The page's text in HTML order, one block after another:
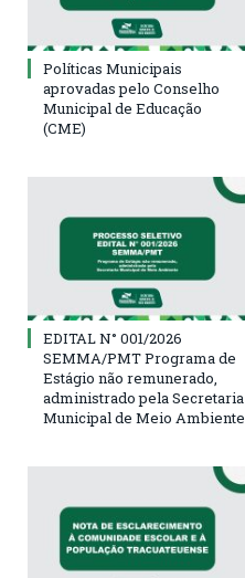
Políticas Municipais
aprovadas pelo Conselho
Municipal de Educação
(CME)
EDITAL N° 001/2026
SEMMA/PMT Programa de
Estágio não remunerado,
administrado pela Secretaria
Municipal de Meio Ambiente